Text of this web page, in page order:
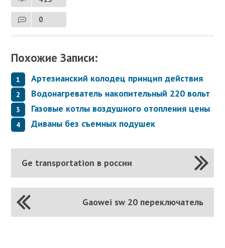
0
Похожие Записи:
Артезианский колодец принцип действия
Водонагреватель накопительный 220 вольт
Газовые котлы воздушного отопления цены
Диваны без съемных подушек
Ge transportation в россии
Gaowei sw 20 переключатель